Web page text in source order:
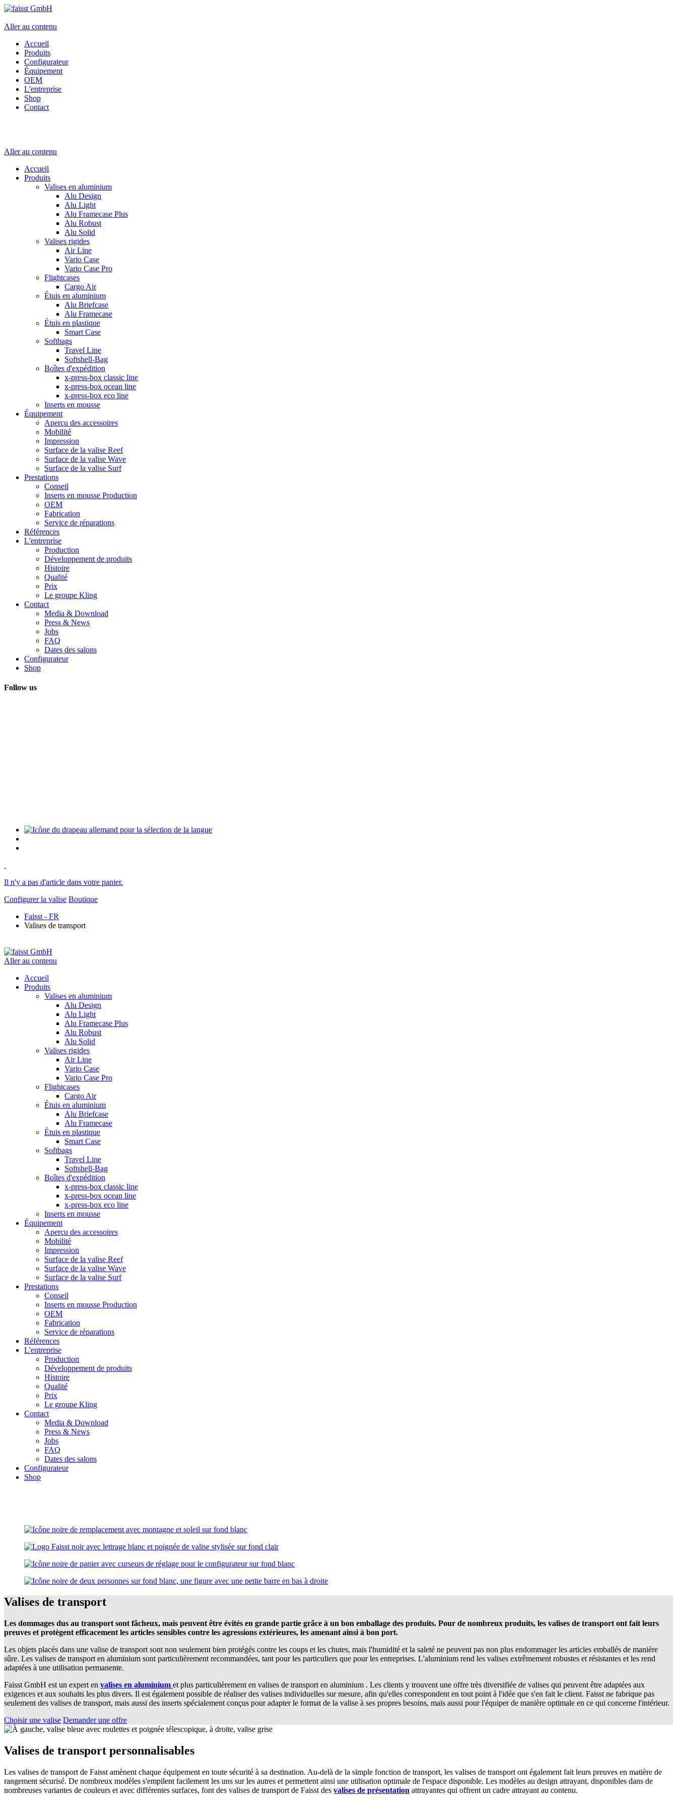
Aller au contenu
Accueil
Produits
Configurateur
Équipement
OEM
L'entreprise
Shop
Contact
Aller au contenu
Accueil
Produits
Valises en aluminium
Alu Design
Alu Light
Alu Framecase Plus
Alu Robust
Alu Solid
Valises rigides
Air Line
Vario Case
Vario Case Pro
Flightcases
Cargo Air
Étuis en aluminium
Alu Briefcase
Alu Framecase
Étuis en plastique
Smart Case
Softbags
Travel Line
Softshell-Bag
Boîtes d'expédition
x-press-box classic line
x-press-box ocean line
x-press-box eco line
Inserts en mousse
Équipement
Aperçu des accessoires
Mobilité
Impression
Surface de la valise Reef
Surface de la valise Wave
Surface de la valise Surf
Prestations
Conseil
Inserts en mousse Production
OEM
Fabrication
Service de réparations
Références
L'entreprise
Production
Développement de produits
Histoire
Qualité
Prix
Le groupe Kling
Contact
Media & Download
Press & News
Jobs
FAQ
Dates des salons
Configurateur
Shop
Follow us
Il n'y a pas d'article dans votre panier.
Configurer la valise Boutique
Faisst - FR
Valises de transport
Aller au contenu
Accueil
Produits
Valises en aluminium
Alu Design
Alu Light
Alu Framecase Plus
Alu Robust
Alu Solid
Valises rigides
Air Line
Vario Case
Vario Case Pro
Flightcases
Cargo Air
Étuis en aluminium
Alu Briefcase
Alu Framecase
Étuis en plastique
Smart Case
Softbags
Travel Line
Softshell-Bag
Boîtes d'expédition
x-press-box classic line
x-press-box ocean line
x-press-box eco line
Inserts en mousse
Équipement
Aperçu des accessoires
Mobilité
Impression
Surface de la valise Reef
Surface de la valise Wave
Surface de la valise Surf
Prestations
Conseil
Inserts en mousse Production
OEM
Fabrication
Service de réparations
Références
L'entreprise
Production
Développement de produits
Histoire
Qualité
Prix
Le groupe Kling
Contact
Media & Download
Press & News
Jobs
FAQ
Dates des salons
Configurateur
Shop
Valises de transport
Les dommages dus au transport sont fâcheux, mais peuvent être évités en grande partie grâce à un bon emballage des produits. Pour de nombreux produits, les valises de transport ont fait leurs
preuves et protègent efficacement les articles sensibles contre les agressions extérieures, les amenant ainsi à bon port.
Les objets placés dans une valise de transport sont non seulement bien protégés contre les coups et les chutes, mais l'humidité et la saleté ne peuvent pas non plus endommager les articles emballés de manière
sûre. Les valises de transport en aluminium sont particulièrement recommandées, tant pour les particuliers que pour les entreprises. L'aluminium rend les valises extrêmement robustes et résistantes et les rend
adaptées à une utilisation permanente.
Faisst GmbH est un expert en valises en aluminium et plus particulièrement en valises de transport en aluminium . Les clients y trouvent une offre très diversifiée de valises qui peuvent être adaptées aux
exigences et aux souhaits les plus divers. Il est également possible de réaliser des valises individuelles sur mesure, afin qu'elles correspondent en tout point à l'idée que s'en fait le client. Faisst ne fabrique pas
seulement des valises de transport, mais aussi des inserts spécialement conçus pour adapter le format de la valise à ses propres besoins, mais aussi pour l'équiper de manière optimale en ce qui concerne l'intérieur.
Choisir une valise Demander une offre
Valises de transport personnalisables
Les valises de transport de Faisst amènent chaque équipement en toute sécurité à sa destination. Au-delà de la simple fonction de transport, les valises de transport ont également fait leurs preuves en matière de
rangement sécurisé. De nombreux modèles s'empilent facilement les uns sur les autres et permettent ainsi une utilisation optimale de l'espace disponible. Les modèles au design attrayant, disponibles dans de
nombreuses variantes de couleurs et avec différentes surfaces, font des valises de transport de Faisst des valises de présentation attrayantes qui offrent un cadre attrayant au contenu.